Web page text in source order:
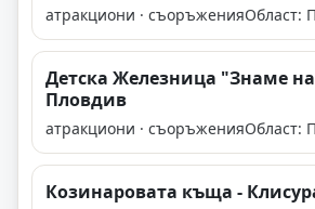
атракциони · съоръженияОбласт:
Детска Железница "Знаме
Пловдив
атракциони · съоръженияОбласт:
Козинаровата къща -